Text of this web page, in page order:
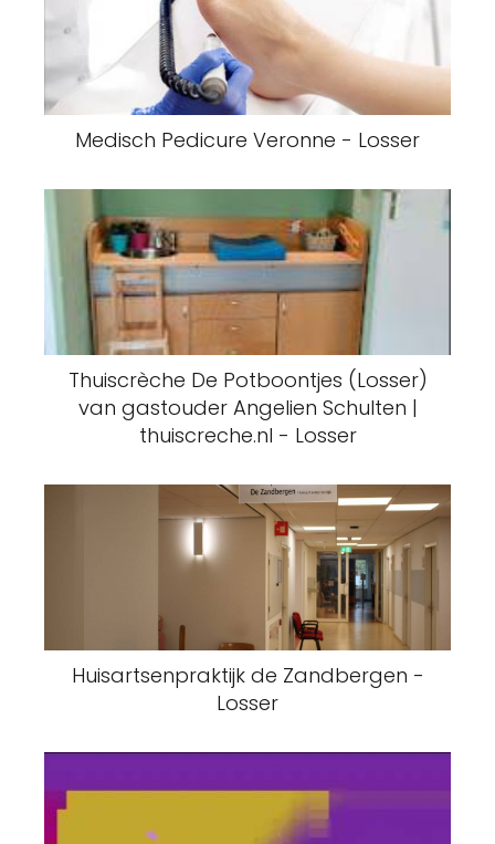
Medisch Pedicure Veronne - Losser
Thuiscrèche De Potboontjes (Losser)
van gastouder Angelien Schulten |
thuiscreche.nl - Losser
Huisartsenpraktijk de Zandbergen -
Losser